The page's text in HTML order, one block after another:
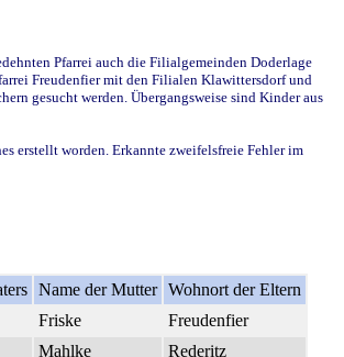
Pfarrei auch die Filialgemeinden Doderlage
Freudenfier mit den Filialen Klawittersdorf und
gesucht werden. Übergangsweise sind Kinder aus
erstellt worden. Erkannte zweifelsfreie Fehler im
Name der Mutter Wohnort der Eltern
Friske
Freudenfier
Mahlke
Rederitz